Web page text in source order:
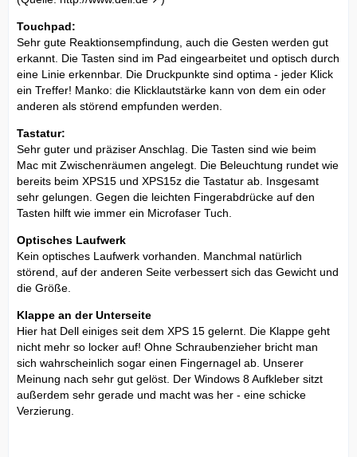
Touchpad:
Sehr gute Reaktionsempfindung, auch die Gesten werden gut
erkannt. Die Tasten sind im Pad eingearbeitet und optisch durch
eine Linie erkennbar. Die Druckpunkte sind optima - jeder Klick
ein Treffer! Manko: die Klicklautstärke kann von dem ein oder
anderen als störend empfunden werden.
Tastatur:
Sehr guter und präziser Anschlag. Die Tasten sind wie beim
Mac mit Zwischenräumen angelegt. Die Beleuchtung rundet wie
bereits beim XPS15 und XPS15z die Tastatur ab. Insgesamt
sehr gelungen. Gegen die leichten Fingerabdrücke auf den
Tasten hilft wie immer ein Microfaser Tuch.
Optisches Laufwerk
Kein optisches Laufwerk vorhanden. Manchmal natürlich
störend, auf der anderen Seite verbessert sich das Gewicht und
die Größe.
Klappe an der Unterseite
Hier hat Dell einiges seit dem XPS 15 gelernt. Die Klappe geht
nicht mehr so locker auf! Ohne Schraubenzieher bricht man
sich wahrscheinlich sogar einen Fingernagel ab. Unserer
Meinung nach sehr gut gelöst. Der Windows 8 Aufkleber sitzt
außerdem sehr gerade und macht was her - eine schicke
Verzierung.